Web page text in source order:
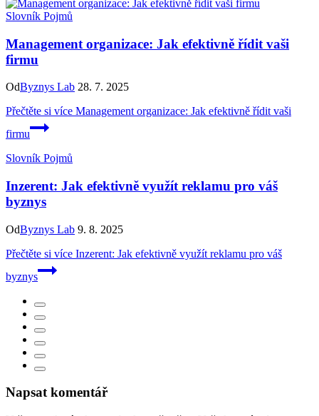
Slovník Pojmů
Management organizace: Jak efektivně řídit vaši
firmu
OdByznys Lab 28. 7. 2025
Přečtěte si více Management organizace: Jak efektivně řídit vaši
firmu
Slovník Pojmů
Inzerent: Jak efektivně využít reklamu pro váš
byznys
OdByznys Lab 9. 8. 2025
Přečtěte si více Inzerent: Jak efektivně využít reklamu pro váš
byznys
Napsat komentář